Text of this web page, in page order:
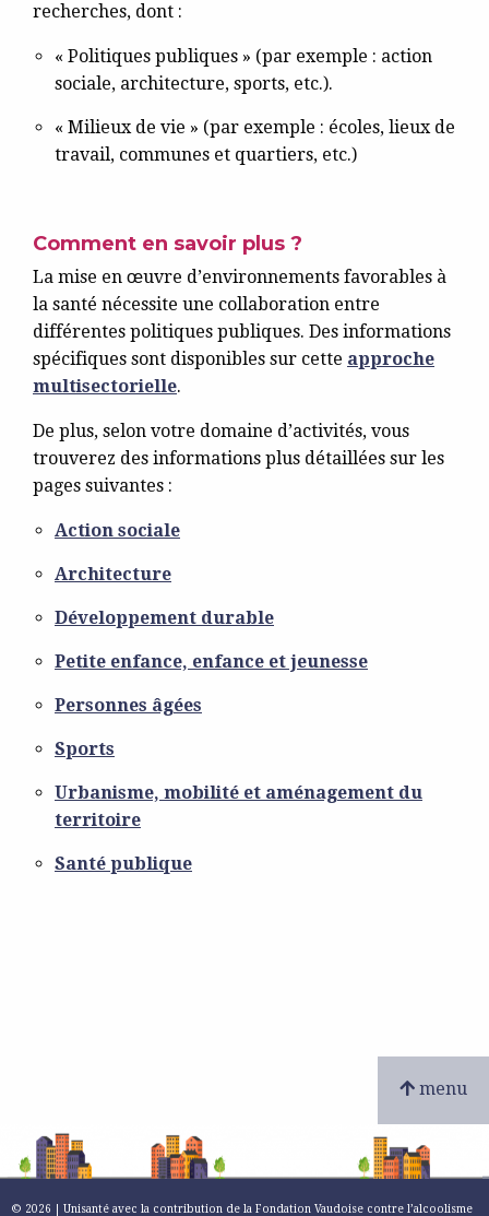
recherches, dont :
« Politiques publiques » (par exemple : action
sociale, architecture, sports, etc.).
« Milieux de vie » (par exemple : écoles, lieux de
travail, communes et quartiers, etc.)
Comment en savoir plus ?
La mise en œuvre d’environnements favorables à
la santé nécessite une collaboration entre
différentes politiques publiques. Des informations
spécifiques sont disponibles sur cette approche
multisectorielle.
De plus, selon votre domaine d’activités, vous
trouverez des informations plus détaillées sur les
pages suivantes :
Action sociale
Architecture
Développement durable
Petite enfance, enfance et jeunesse
Personnes âgées
Sports
Urbanisme, mobilité et aménagement du
territoire
Santé publique
menu
© 2026 | Unisanté avec la contribution de la Fondation Vaudoise contre l’alcoolisme